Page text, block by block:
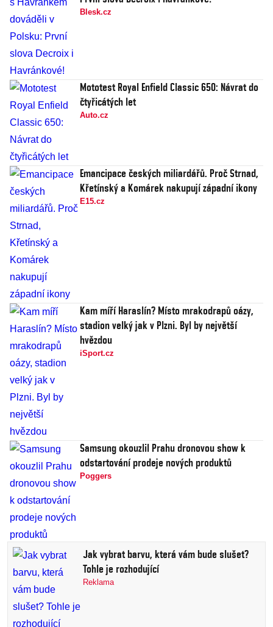
Blesk.cz
Mototest Royal Enfield Classic 650: Návrat do
čtyřicátých let
Auto.cz
Emancipace českých miliardářů. Proč Strnad,
Křetínský a Komárek nakupují západní ikony
E15.cz
Kam míří Haraslín? Místo mrakodrapů oázy,
stadion velký jak v Plzni. Byl by největší
hvězdou
iSport.cz
Samsung okouzlil Prahu dronovou show k
odstartování prodeje nových produktů
Poggers
Jak vybrat barvu, která vám bude slušet?
Tohle je rozhodující
Reklama